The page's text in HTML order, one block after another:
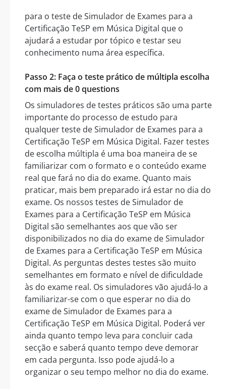
para o teste de Simulador de Exames para a
Certificação TeSP em Música Digital que o
ajudará a estudar por tópico e testar seu
conhecimento numa área específica.
Passo 2: Faça o teste prático de múltipla escolha
com mais de 0 questions
Os simuladores de testes práticos são uma parte
importante do processo de estudo para
qualquer teste de Simulador de Exames para a
Certificação TeSP em Música Digital. Fazer testes
de escolha múltipla é uma boa maneira de se
familiarizar com o formato e o conteúdo exame
real que fará no dia do exame. Quanto mais
praticar, mais bem preparado irá estar no dia do
exame. Os nossos testes de Simulador de
Exames para a Certificação TeSP em Música
Digital são semelhantes aos que vão ser
disponibilizados no dia do exame de Simulador
de Exames para a Certificação TeSP em Música
Digital. As perguntas destes testes são muito
semelhantes em formato e nível de dificuldade
às do exame real. Os simuladores vão ajudá-lo a
familiarizar-se com o que esperar no dia do
exame de Simulador de Exames para a
Certificação TeSP em Música Digital. Poderá ver
ainda quanto tempo leva para concluir cada
secção e saberá quanto tempo deve demorar
em cada pergunta. Isso pode ajudá-lo a
organizar o seu tempo melhor no dia do exame.